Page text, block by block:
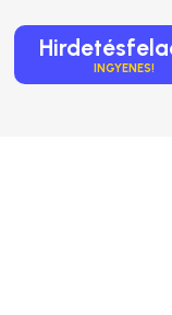
INGYENES!